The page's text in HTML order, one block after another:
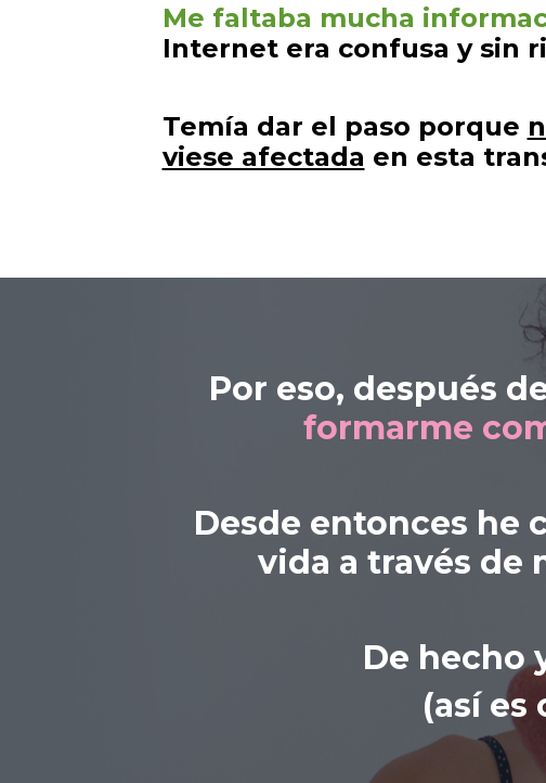
Me faltaba mucha
Internet era confusa y sin
Temía dar el paso porque
viese afectada en esta
Por eso, después
formarme
Desde entonces he
vida a través de
De hecho
(así